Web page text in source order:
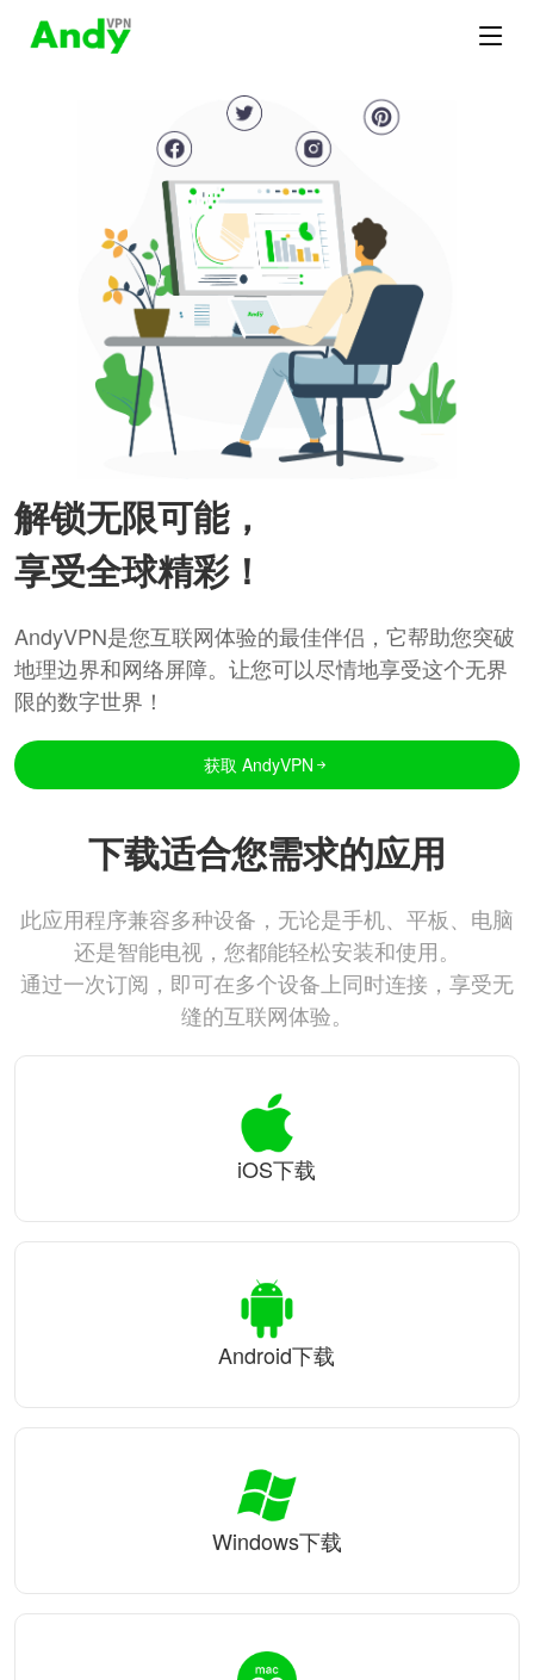
解锁无限可能，
享受全球精彩！
AndyVPN是您互联网体验的最佳伴侣，它帮助您突破
地理边界和网络屏障。让您可以尽情地享受这个无界
限的数字世界！
获取 AndyVPN
下载适合您需求的应用
此应用程序兼容多种设备，无论是手机、平板、电脑
还是智能电视，您都能轻松安装和使用。
通过一次订阅，即可在多个设备上同时连接，享受无
缝的互联网体验。
iOS下载
Android下载
Windows下载